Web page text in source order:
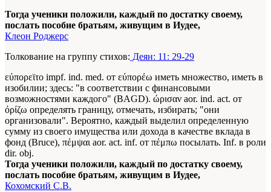
Тогда ученики положили, каждый по достатку своему,
послать пособие братьям, живущим в Иудее,
Клеон Роджерс
Толкование на группу стихов: Деян: 11: 29-29
εύπορεϊτο impf. ind. med. от εύπορέω иметь множество, иметь в
изобилии; здесь: "в соответствии с финансовыми
возможностями каждого" (BAGD). ώρισαν aor. ind. act. от
όρίζω определять границу, отмечать, избирать; "они
организовали". Вероятно, каждый выделил определенную
сумму из своего имущества или дохода в качестве вклада в
фонд (Bruce), πέμψαι aor. act. inf. от πέμπω посылать. Inf. в роли
dir. obj.
Тогда ученики положили, каждый по достатку своему,
послать пособие братьям, живущим в Иудее,
Кохомский С.В.